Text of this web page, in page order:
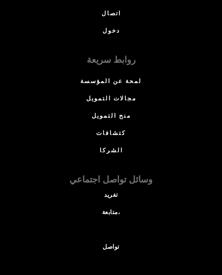
اتصال
دخول
روابط سريعة
لمحة عن المؤسسة
مجالات التمويل
منح التمويل
كتشافات
الشركا
وسائل تواصل اجتماعي
تغريد
متابعة،
تواصل